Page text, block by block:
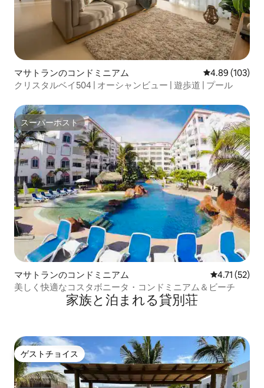
マサトランのコンドミニアム レビュー103
4.89 (103)
クリスタルベイ504 | オーシャンビュー | 遊歩道 | プール
スーパーホスト
スーパーホスト
マサトランのコンドミニアム レビュー52
4.71 (52)
美しく快適なコスタボニータ・コンドミニアム＆ビーチ
家族と泊まれる貸別荘
ゲストチョイス
ゲストチョイス